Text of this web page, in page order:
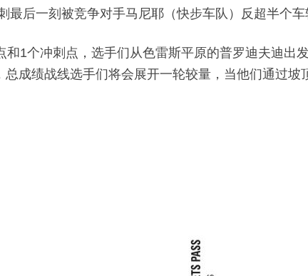
后一刻被竞争对手马尼耶（快步车队）反超半个车
1个冲刺点，选手们从色雷斯平原的普罗迪夫迪出
成绩战线选手们将会展开一轮较量，当他们通过坡